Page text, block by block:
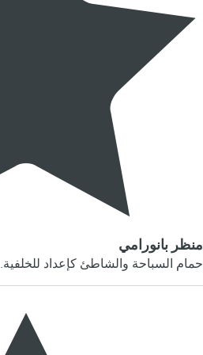
منظر بانورامي
حمام السباحة والشاطئ كإعداد للخلفية.